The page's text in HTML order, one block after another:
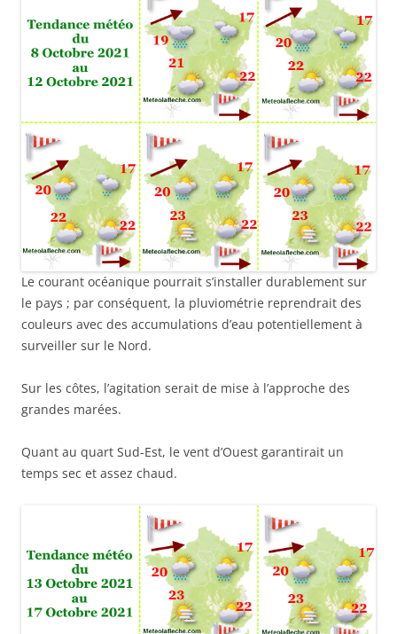
Le courant océanique pourrait s’installer durablement sur
le pays ; par conséquent, la pluviométrie reprendrait des
couleurs avec des accumulations d’eau potentiellement à
surveiller sur le Nord.
Sur les côtes, l’agitation serait de mise à l’approche des
grandes marées.
Quant au quart Sud-Est, le vent d’Ouest garantirait un
temps sec et assez chaud.